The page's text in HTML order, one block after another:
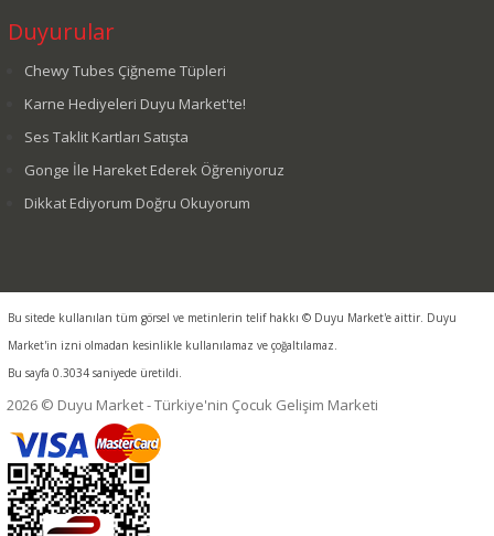
Duyurular
Chewy Tubes Çiğneme Tüpleri
Karne Hediyeleri Duyu Market'te!
Ses Taklit Kartları Satışta
Gonge İle Hareket Ederek Öğreniyoruz
Dikkat Ediyorum Doğru Okuyorum
Bu sitede kullanılan tüm görsel ve metinlerin telif hakkı © Duyu Market'e aittir. Duyu
Market'in izni olmadan kesinlikle kullanılamaz ve çoğaltılamaz.
Bu sayfa 0.3034 saniyede üretildi.
2026 © Duyu Market - Türkiye'nin Çocuk Gelişim Marketi